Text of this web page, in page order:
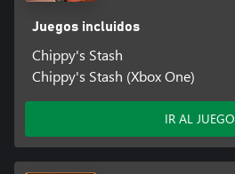
Juegos incluidos
Chippy's Stash
Chippy's Stash (Xbox One)
IR AL JUEGO